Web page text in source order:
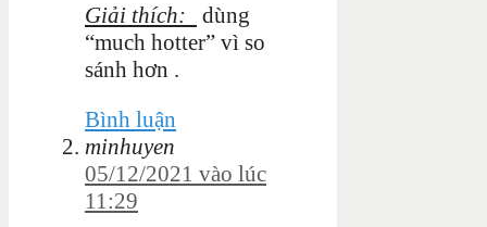
Giải thích:
dùng
“much hotter” vì so
sánh hơn .
Bình luận
minhuyen
05/12/2021 vào lúc
11:29